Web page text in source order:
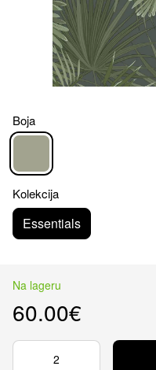
Boja
Kolekcija
Essentials
Na lageru
60.00€